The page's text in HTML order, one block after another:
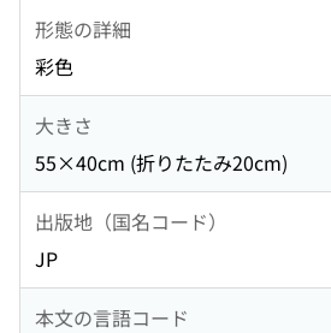
形態の詳細
彩色
大きさ
55×40cm (折りたたみ20cm)
出版地（国名コード）
JP
本文の言語コード